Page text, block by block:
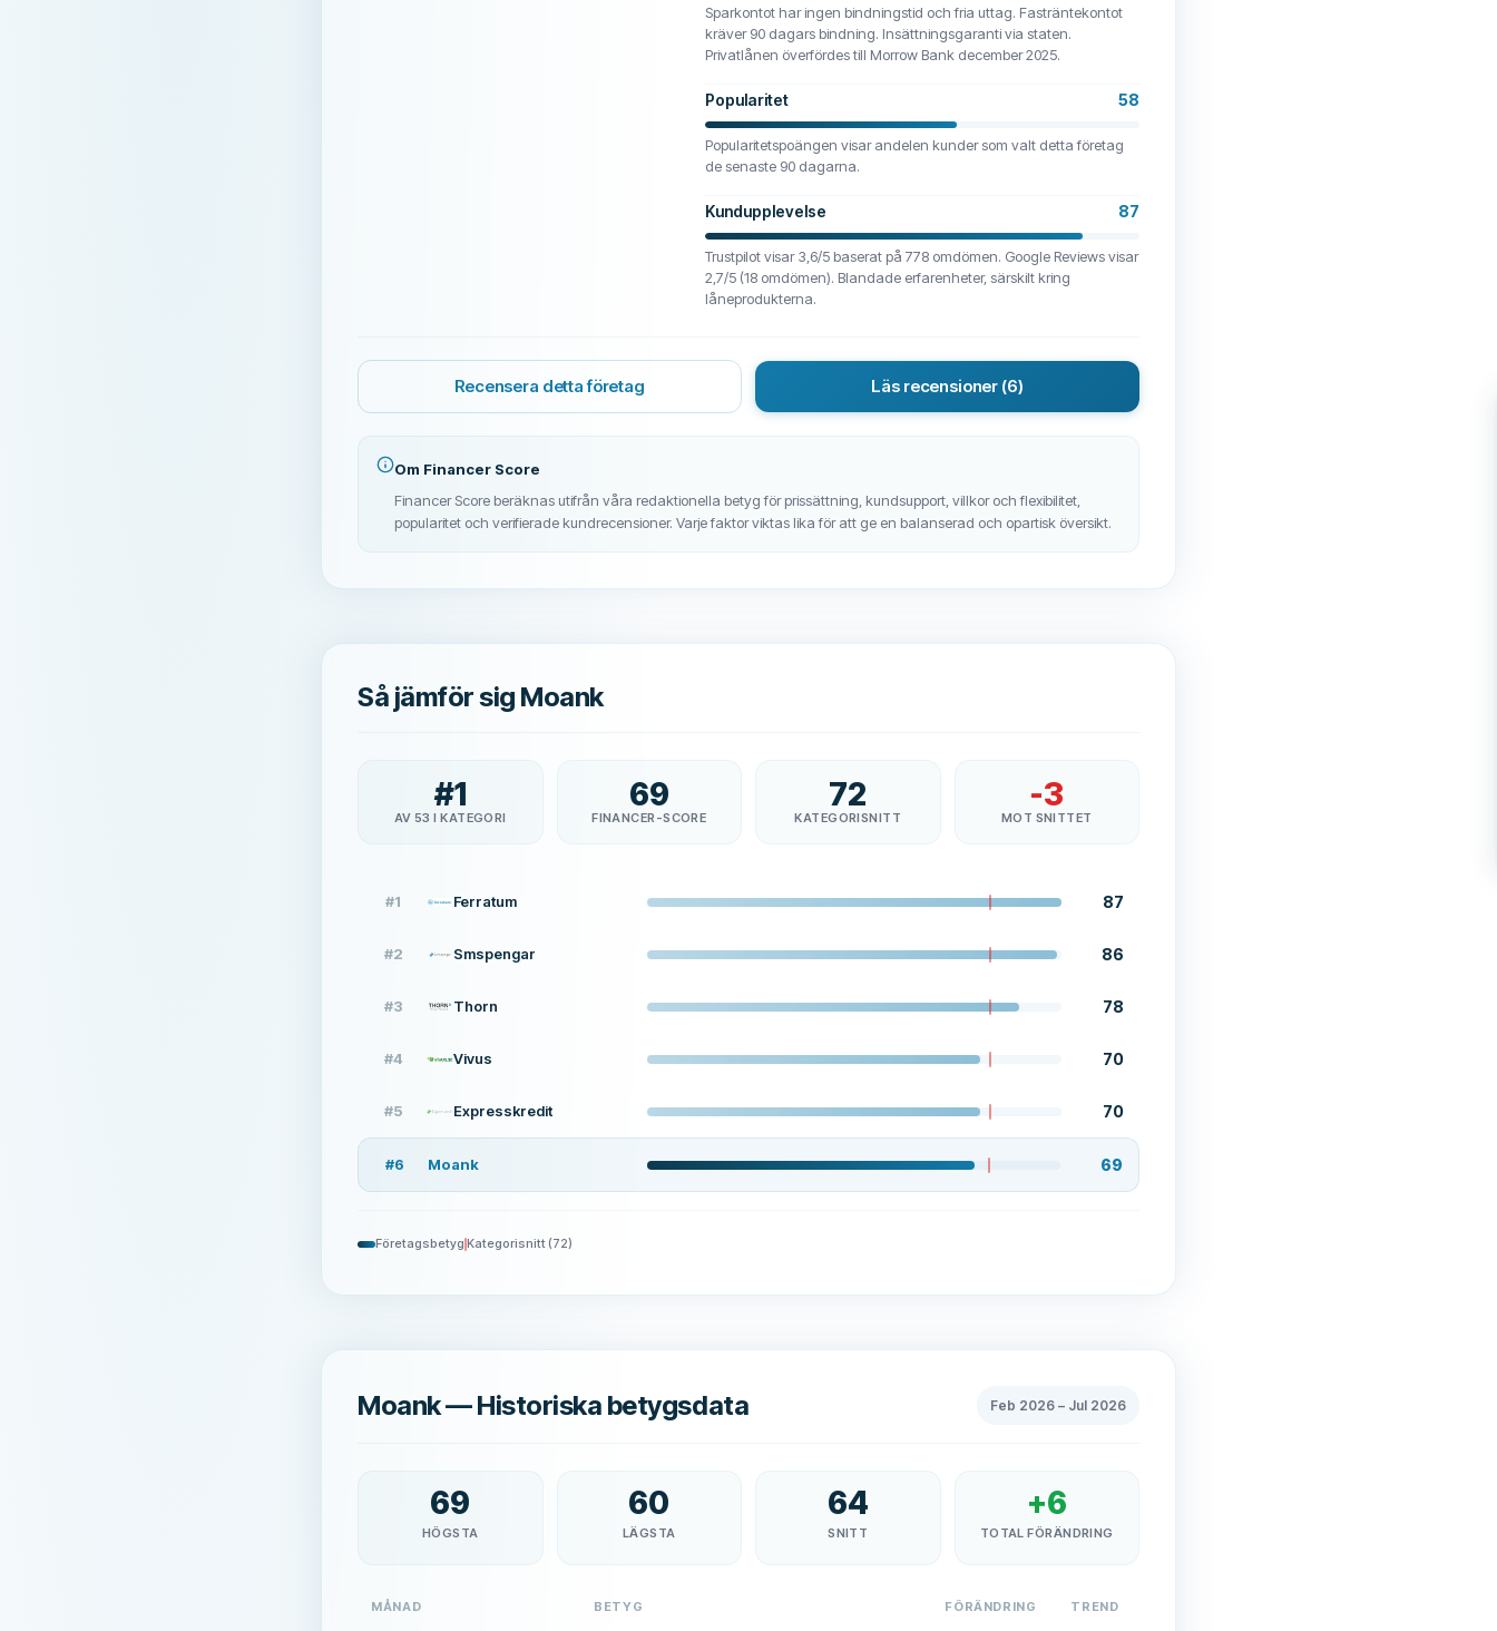
Sparkontot har ingen bindningstid och fria uttag. Fasträntekontot
kräver 90 dagars bindning. Insättningsgaranti via staten.
Privatlånen överfördes till Morrow Bank december 2025.
Popularitet 58
Popularitetspoängen visar andelen kunder som valt detta företag
de senaste 90 dagarna.
Kundupplevelse 87
Trustpilot visar 3,6/5 baserat på 778 omdömen. Google Reviews visar
2,7/5 (18 omdömen). Blandade erfarenheter, särskilt kring
låneprodukterna.
Recensera detta företag Läs recensioner (6)
Om Financer Score
Financer Score beräknas utifrån våra redaktionella betyg för prissättning, kundsupport, villkor och flexibilitet,
popularitet och verifierade kundrecensioner. Varje faktor viktas lika för att ge en balanserad och opartisk översikt.
Så jämför sig Moank
#1
AV 53 I KATEGORI
69
FINANCER-SCORE
72
KATEGORISNITT
-3
MOT SNITTET
#1 Ferratum 87
#2 Smspengar 86
#3 Thorn 78
#4 Vivus 70
#5 Expresskredit 70
#6 Moank 69
Företagsbetyg Kategorisnitt(72)
Moank — Historiska betygsdata Feb 2026 – Jul 2026
69
HÖGSTA
60
LÄGSTA
64
SNITT
+6
TOTAL FÖRÄNDRING
MÅNAD BETYG FÖRÄNDRING TREND